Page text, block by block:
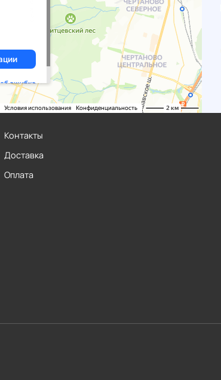
Контакты
Доставка
Оплата